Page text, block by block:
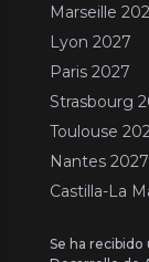
Marseille
Lyon 2027
Paris 2027
Strasbourg
Toulouse
Nantes 2027
Castilla-La
Se ha